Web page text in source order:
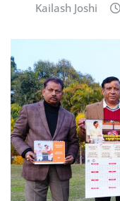
Kailash Joshi